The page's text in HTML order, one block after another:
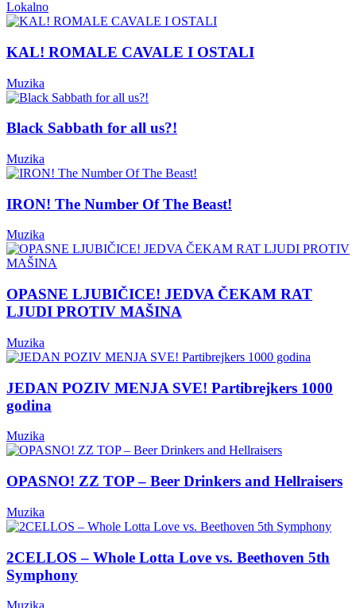
Lokalno
KAL! ROMALE CAVALE I OSTALI
Muzika
Black Sabbath for all us?!
Muzika
IRON! The Number Of The Beast!
Muzika
OPASNE LJUBIČICE! JEDVA ČEKAM RAT
LJUDI PROTIV MAŠINA
Muzika
JEDAN POZIV MENJA SVE! Partibrejkers 1000
godina
Muzika
OPASNO! ZZ TOP – Beer Drinkers and Hellraisers
Muzika
2CELLOS – Whole Lotta Love vs. Beethoven 5th
Symphony